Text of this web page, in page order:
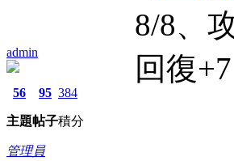
admin
56
主題
95
帖子
384
積分
管理員
8/8、
回復+7